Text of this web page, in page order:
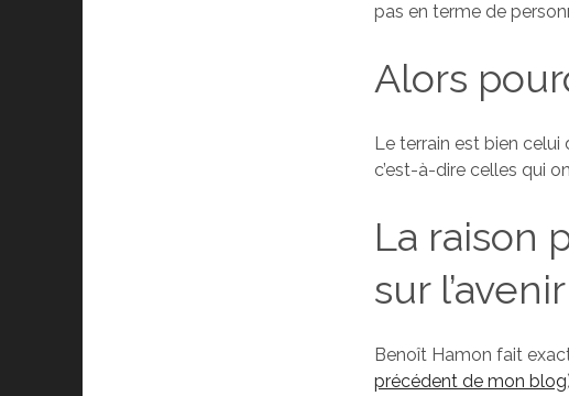
pas en terme de
Alors
Le terrain est bien
c’est-à-dire celles qui
La raison
sur
Benoît Hamon fait
précédent de mon blog